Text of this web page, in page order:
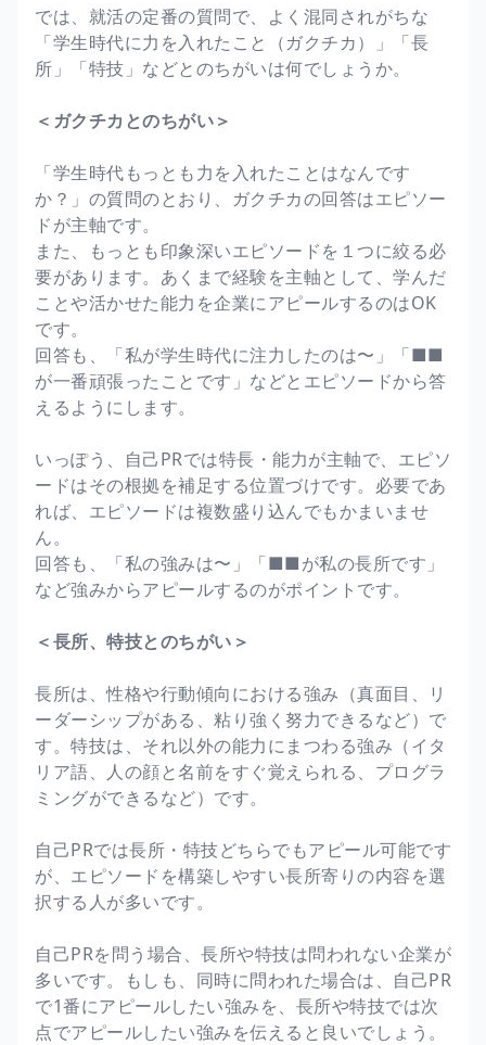
では、就活の定番の質問で、よく混同されがちな
「学生時代に力を入れたこと（ガクチカ）」「長
所」「特技」などとのちがいは何でしょうか。
＜ガクチカとのちがい＞
「学生時代もっとも力を入れたことはなんです
か？」の質問のとおり、ガクチカの回答はエピソー
ドが主軸です。
また、もっとも印象深いエピソードを１つに絞る必
要があります。あくまで経験を主軸として、学んだ
ことや活かせた能力を企業にアピールするのはOK
です。
回答も、「私が学生時代に注力したのは〜」「■■
が一番頑張ったことです」などとエピソードから答
えるようにします。
いっぽう、自己PRでは特長・能力が主軸で、エピソ
ードはその根拠を補足する位置づけです。必要であ
れば、エピソードは複数盛り込んでもかまいませ
ん。
回答も、「私の強みは〜」「■■が私の長所です」
など強みからアピールするのがポイントです。
＜長所、特技とのちがい＞
長所は、性格や行動傾向における強み（真面目、リ
ーダーシップがある、粘り強く努力できるなど）で
す。特技は、それ以外の能力にまつわる強み（イタ
リア語、人の顔と名前をすぐ覚えられる、プログラ
ミングができるなど）です。
自己PRでは長所・特技どちらでもアピール可能です
が、エピソードを構築しやすい長所寄りの内容を選
択する人が多いです。
自己PRを問う場合、長所や特技は問われない企業が
多いです。もしも、同時に問われた場合は、自己PR
で1番にアピールしたい強みを、長所や特技では次
点でアピールしたい強みを伝えると良いでしょう。